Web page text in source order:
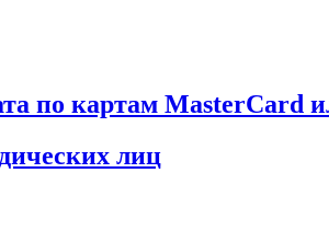
по картам MasterCard
лиц